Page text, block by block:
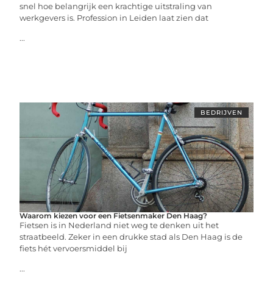
snel hoe belangrijk een krachtige uitstraling van
werkgevers is. Profession in Leiden laat zien dat
...
BEDRIJVEN
Waarom kiezen voor een Fietsenmaker Den Haag?
Fietsen is in Nederland niet weg te denken uit het
straatbeeld. Zeker in een drukke stad als Den Haag is de
fiets hét vervoersmiddel bij
...